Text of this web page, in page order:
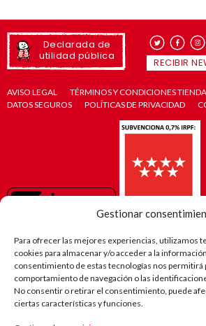
Gestionar
Para ofrecer las mejores experiencias, utilizamos
cookies para almacenar y/o acceder a la
consentimiento de estas tecnologías nos permitirá
comportamiento de navegación o las
No consentir o retirar el consentimiento, puede
ciertas características y funciones.
Declarada de
utilidad pública
RECIBIR
AVISO LEGAL
TÉRMINOS Y CONDICIONES
DATOS SEGUROS
POLÍTICAS DE PRIVACIDAD